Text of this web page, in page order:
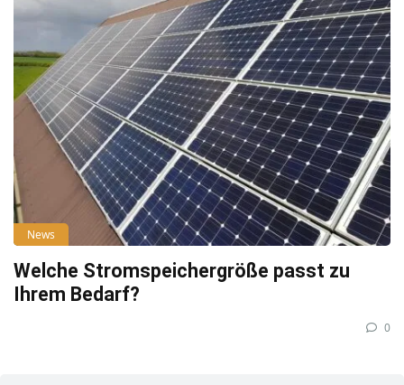
News
Welche Stromspeichergröße passt zu
Ihrem Bedarf?
0